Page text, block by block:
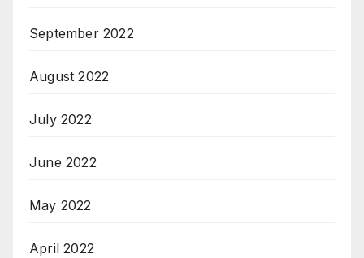
September 2022
August 2022
July 2022
June 2022
May 2022
April 2022